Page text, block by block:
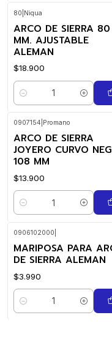
80 Niqua
ARCO DE SIERRA 80
MM. AJUSTABLE
ALEMAN
$18.900
Cantidad
0907154 Promano
ARCO DE SIERRA
JOYERO CURVO
108 MM
$13.900
Cantidad
0906102000
MARIPOSA PARA
DE SIERRA ALEMAN
$3.990
Cantidad